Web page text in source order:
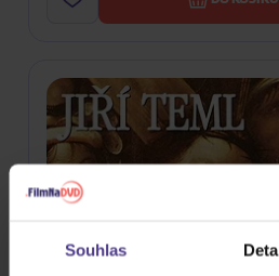
Souhlas